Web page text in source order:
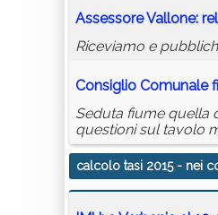
Assessore Vallone:
Riceviamo e
Consiglio Comunale
Seduta fiume quella
questioni sul tavolo
calcolo tasi 2015- nei